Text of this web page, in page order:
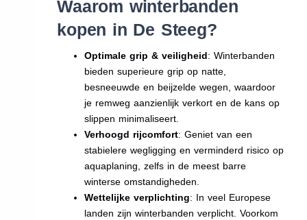
Waarom winterbanden
kopen in De Steeg?
Optimale grip & veiligheid: Winterbanden
bieden superieure grip op natte,
besneeuwde en beijzelde wegen, waardoor
je remweg aanzienlijk verkort en de kans op
slippen minimaliseert.
Verhoogd rijcomfort: Geniet van een
stabielere wegligging en verminderd risico op
aquaplaning, zelfs in de meest barre
winterse omstandigheden.
Wettelijke verplichting: In veel Europese
landen zijn winterbanden verplicht. Voorkom